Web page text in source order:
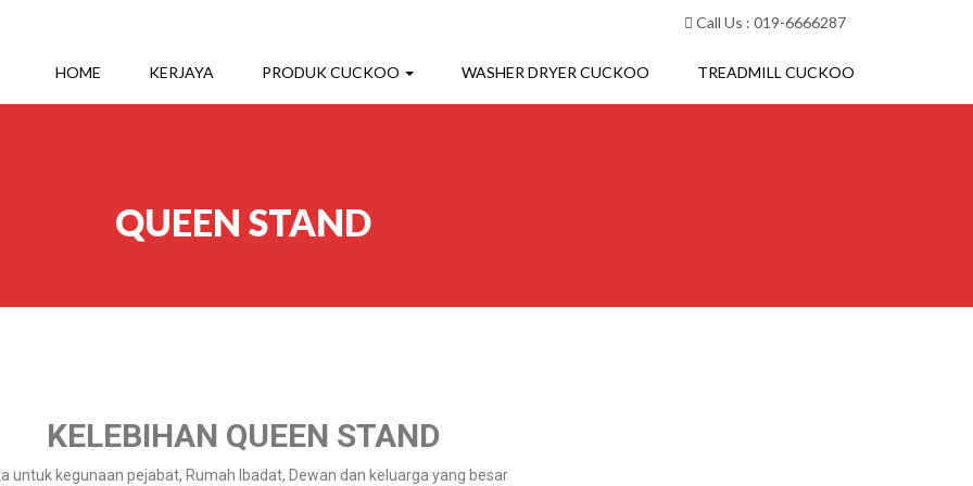
Call Us : 019-6666287
HOME KERJAYA PRODUK CUCKOO WASHER DRYER CUCKOO TREADMILL CUCKOO
QUEEN STAND
KELEBIHAN QUEEN STAND
untuk kegunaan pejabat, Rumah Ibadat, Dewan dan keluarga yang besar